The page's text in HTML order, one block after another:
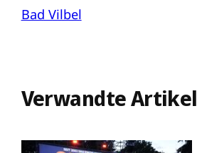
Bad Vilbel
Verwandte Artikel